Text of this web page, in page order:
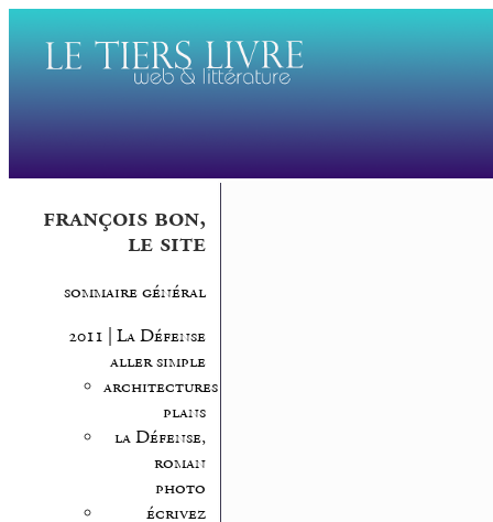
françois bon,
le site
sommaire général
2011 | La Défense
aller simple
architectures,
plans
la Défense,
roman
photo
écrivez